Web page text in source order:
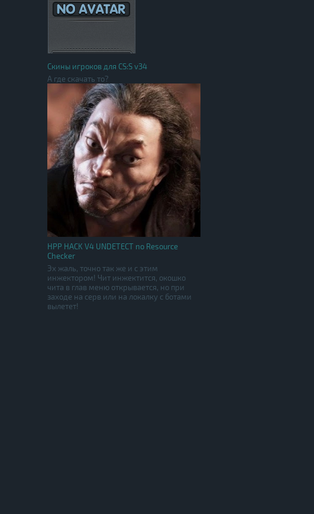
Скины игроков для CS:S v34
А где скачать то?
HPP HACK V4 UNDETECT no Resource
Checker
Эх жаль, точно так же и с этим
инжектором! Чит инжектится, окошко
чита в глав меню открывается, но при
заходе на серв или на локалку с ботами
вылетет!